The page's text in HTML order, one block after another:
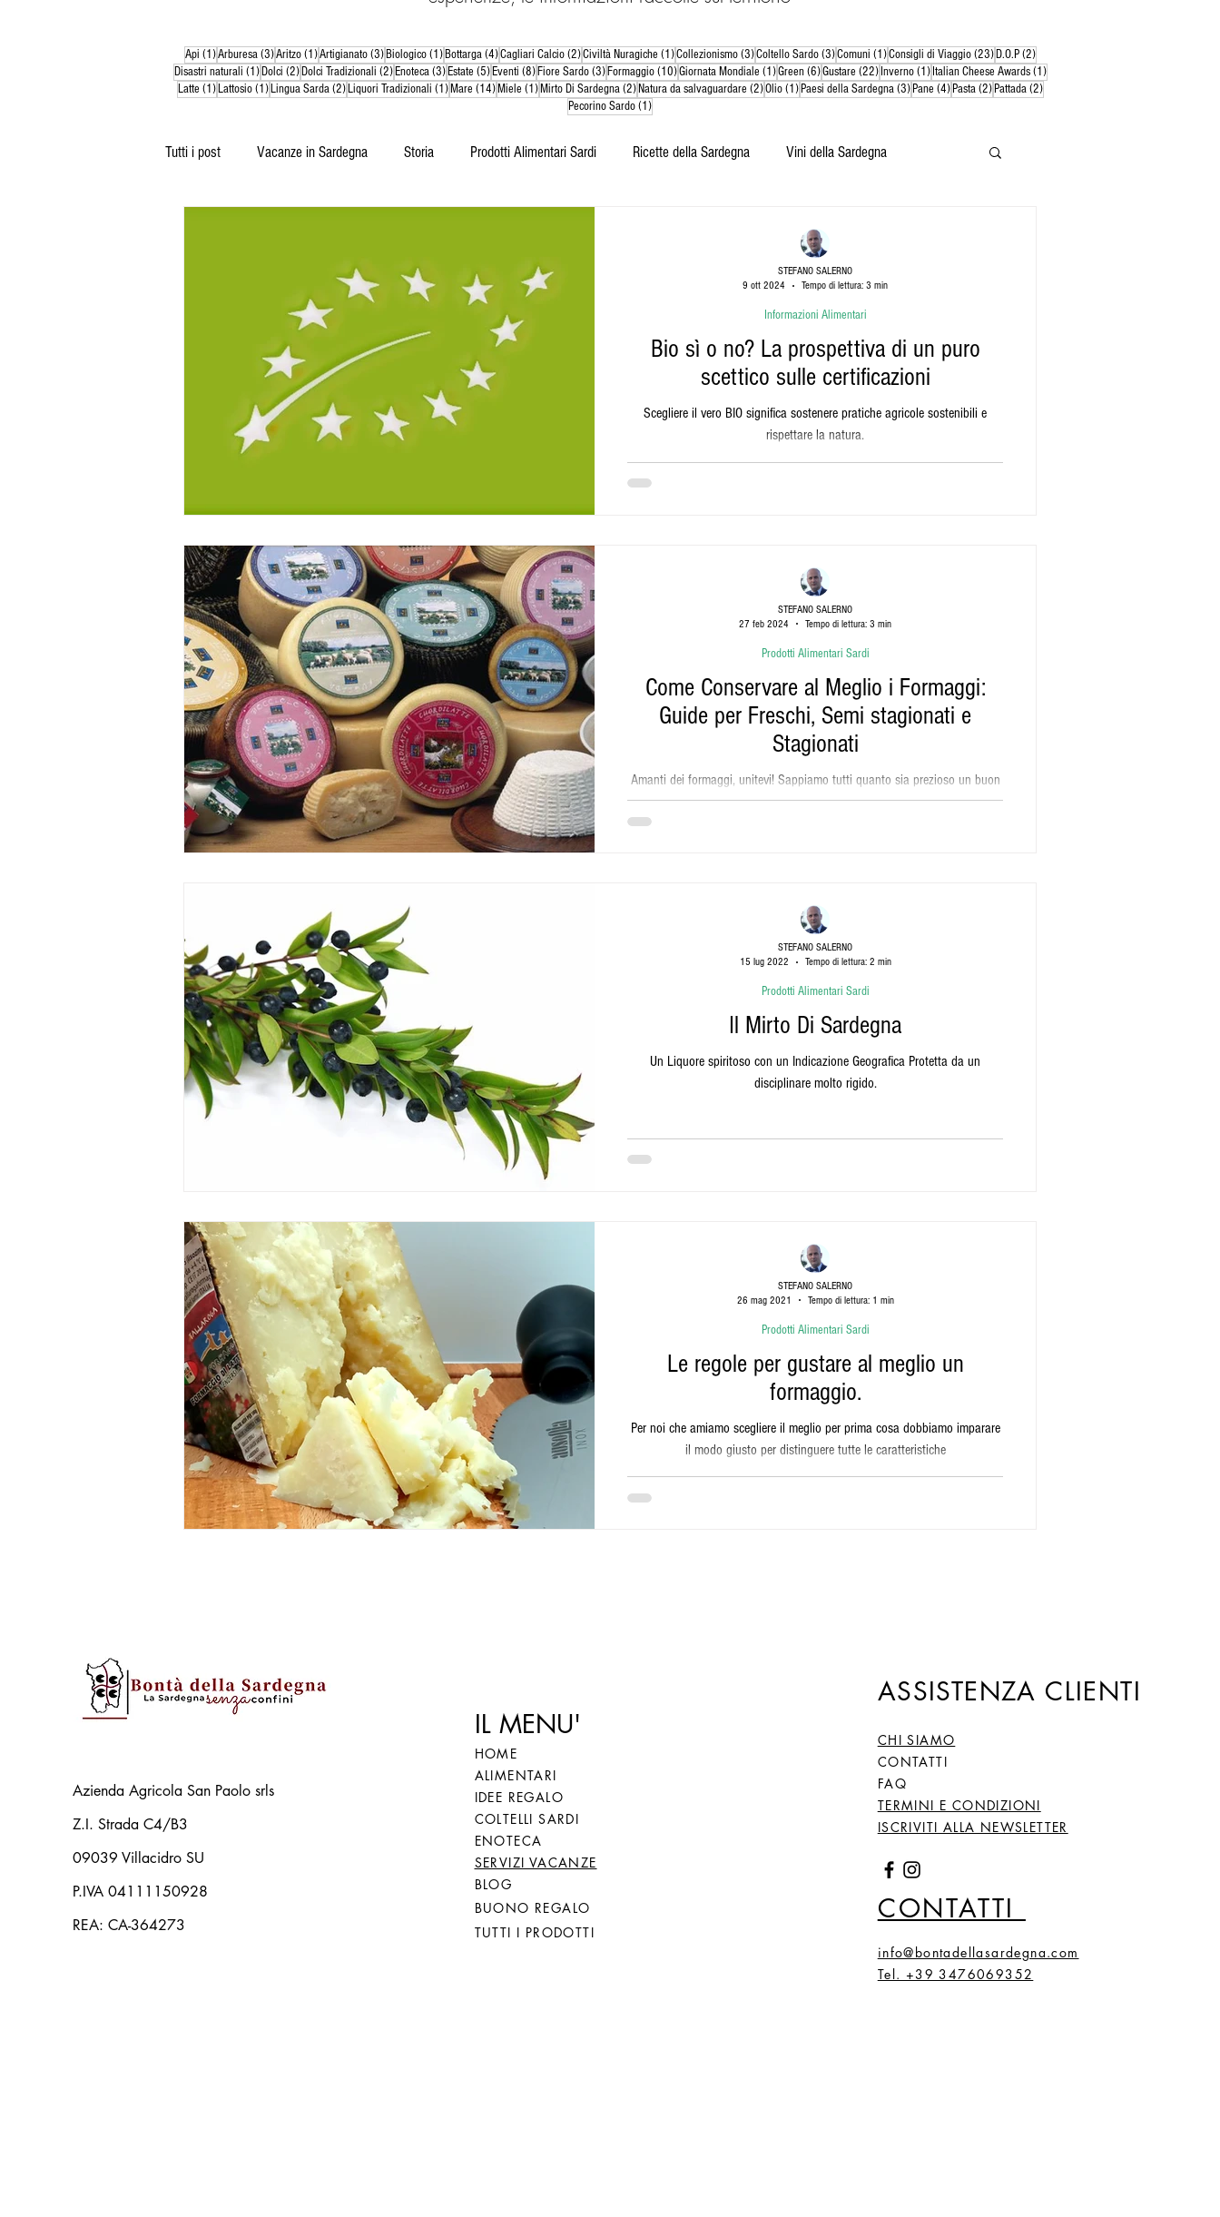
Api (1)1 post
Arburesa (3)3 post
Aritzo (1)1 post
Artigianato (3)3 post
Biologico (1)1 post
Bottarga (4)4 post
Cagliari Calcio (2)2 post
Civiltà Nuragiche (1)1 post
Collezionismo (3)3 post
Coltello Sardo (3)3 post
Comuni (1)1 post
Consigli di Viaggio (23)23 post
D.O.P (2)2 post
Disastri naturali (1)1 post
Dolci (2)2 post
Dolci Tradizionali (2)2 post
Enoteca (3)3 post
Estate (5)5 post
Eventi (8)8 post
Fiore Sardo (3)3 post
Formaggio (10)10 post
Giornata Mondiale (1)1 post
Green (6)6 post
Gustare (22)22 post
Inverno (1)1 post
Italian Cheese Awards (1)1 post
Latte (1)1 post
Lattosio (1)1 post
Lingua Sarda (2)2 post
Liquori Tradizionali (1)1 post
Mare (14)14 post
Miele (1)1 post
Mirto Di Sardegna (2)2 post
Natura da salvaguardare (2)2 post
Olio (1)1 post
Paesi della Sardegna (3)3 post
Pane (4)4 post
Pasta (2)2 post
Pattada (2)2 post
Pecorino Sardo(1)1 post
Tutti i post Vacanze in Sardegna Storia Prodotti Alimentari Sardi Ricette della Sardegna Vini della Sardegna
Luoghi della Sardegna Artigianato Sardo Cagliari Calcio
tradizioni
Bio sì o no? La prospettiva di un puro
scettico sulle certificazioni
Scegliere il vero BIO significa sostenere pratiche agricole sostenibili e
rispettare la natura.
Informazioni Alimentari
STEFANO SALERNO
9 ott 2024
Tempo di lettura: 3 min
Come Conservare al Meglio i Formaggi:
Guide per Freschi, Semi stagionati e
Stagionati
Amanti dei formaggi, unitevi! Sappiamo tutti quanto sia prezioso un buon
pezzo di formaggio, soprattutto quando parliamo di prodotti di...
Prodotti Alimentari Sardi
STEFANO SALERNO
27 feb 2024
Tempo di lettura: 3 min
Il Mirto Di Sardegna
Un Liquore spiritoso con un Indicazione Geografica Protetta da un
disciplinare molto rigido.
Prodotti Alimentari Sardi
STEFANO SALERNO
15 lug 2022
Tempo di lettura: 2 min
Le regole per gustare al meglio un
formaggio.
Per noi che amiamo scegliere il meglio per prima cosa dobbiamo imparare
il modo giusto per distinguere tutte le caratteristiche
Prodotti Alimentari Sardi
STEFANO SALERNO
26 mag 2021
Tempo di lettura: 1 min
Azienda Agricola San Paolo srls
Z.I. Strada C4/B3
09039 Villacidro SU
P.IVA 04111150928
REA: CA-364273
IL MENU'
HOME
ALIMENTARI
IDEE REGALO
COLTELLI SARDI
ENOTECA
SERVIZI VACANZE
BLOG
BUONO REGALO
TUTTI I PRODOTTI
ASSISTENZA CLIENTI
CHI SIAMO
CONTATTI
FAQ
TERMINI E CONDIZIONI
ISCRIVITI ALLA NEWSLETTER
CONTATTI
info@bontadellasardegna.com
Tel. +39 3476069352